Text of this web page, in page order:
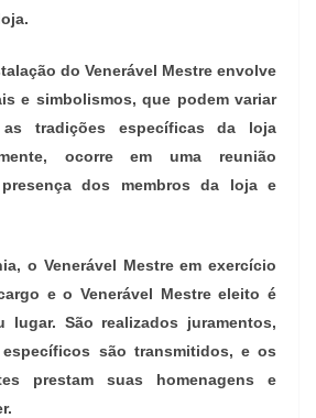
do Venerável Mestre envolve
e simbolismos, que podem variar
tradições específicas da loja
ocorre em uma reunião
dos membros da loja e
o Venerável Mestre em exercício
e o Venerável Mestre eleito é
lugar. São realizados juramentos,
são transmitidos, e os
prestam suas homenagens e